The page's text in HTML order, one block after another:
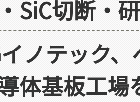
SiC切断・
ノテック
体基板工場